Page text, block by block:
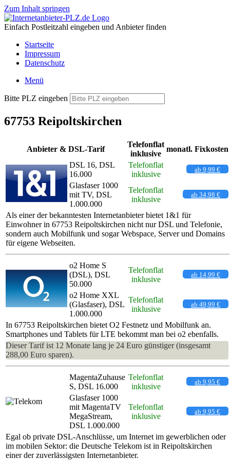
Zum Inhalt springen
Einfach Postleitzahl eingeben und Anbieter finden
Startseite
Impressum
Datenschutz
Menü
Bitte PLZ eingeben
67753 Reipoltskirchen
Anbieter & DSL-Tarif
Telefonflat
inklusive
monatl. Fixkosten
DSL 16, DSL
16.000
Telefonflat
inklusive
ab 9,99 €
Glasfaser 1000
mit TV, DSL
1.000.000
Telefonflat
inklusive
ab 34,98 €
Als einer der bekanntesten Internetanbieter bietet 1&1 für
Einwohner in 67753 Reipoltskirchen nicht nur DSL und Telefonie,
sondern auch Mobilfunk und sogar Webspace, Server und Domains
für eigene Webseiten.
o2 Home S
(DSL), DSL
50.000
Telefonflat
inklusive
ab 14,99 €
o2 Home XXL
(Glasfaser), DSL
1.000.000
Telefonflat
inklusive
ab 49,99 €
In 67753 Reipoltskirchen bietet O2 Festnetz und Mobilfunk an.
Smartphones und Tablets für LTE bekommt man bei o2 ebenfalls.
Dieser Tarif ist 12 Monate lang je 24 Euro günstiger (insgesamt
288,00 Euro sparen).
MagentaZuhause
S, DSL 16.000
Telefonflat
inklusive
ab 9,95 €
Glasfaser 1000
mit MagentaTV
MegaStream,
DSL 1.000.000
Telefonflat
inklusive
ab 9,95 €
Egal ob private DSL-Anschlüsse, um Internet im gewerblichen oder
im mobilen Sektor: die Deutsche Telekom ist in Reipoltskirchen
einer der zuverlässigsten Internetanbieter.